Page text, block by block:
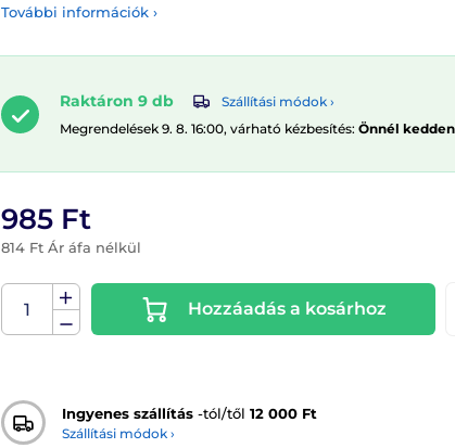
További információk ›
Raktáron 9 db
Szállítási módok ›
Megrendelések 9. 8. 16:00, várható kézbesítés: Önnél kedden
985 Ft
814 Ft Ár áfa nélkül
Hozzáadás a kosárhoz
Ingyenes szállítás -tól/től 12 000 Ft
Szállítási módok ›